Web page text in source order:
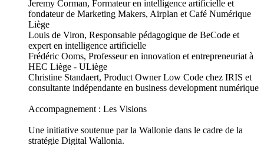
Jeremy Corman, Formateur en intelligence artificielle et
fondateur de Marketing Makers, Airplan et Café Numérique
Liège
Louis de Viron, Responsable pédagogique de BeCode et
expert en intelligence artificielle
Frédéric Ooms, Professeur en innovation et entrepreneuriat à
HEC Liège - ULiège
Christine Standaert, Product Owner Low Code chez IRIS et
consultante indépendante en business development numérique
Accompagnement : Les Visions
Une initiative soutenue par la Wallonie dans le cadre de la
stratégie Digital Wallonia.